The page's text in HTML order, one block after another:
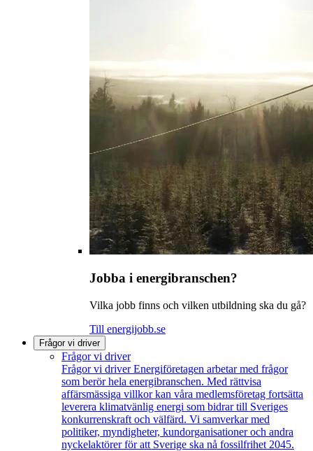
Jobba i energibranschen?
Vilka jobb finns och vilken utbildning ska du gå?
Till energijobb.se
Frågor vi driver
Frågor vi driver
Frågor vi driver Energiföretagen arbetar med frågor
som berör hela energibranschen. Med rättvisa
affärsmässiga villkor kan våra medlemsföretag fortsätta
leverera klimatvänlig energi som bidrar till Sveriges
konkurrenskraft och välfärd. Vi samverkar med
politiker, myndigheter, kundorganisationer och andra
nyckelaktörer för att Sverige ska nå fossilfrihet 2045.